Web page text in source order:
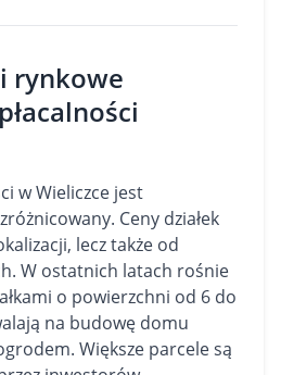
rynkowe
w Wieliczce jest
Ceny działek
lecz także od
W ostatnich latach rośnie
o powierzchni od 6 do
na budowę domu
Większe parcele są